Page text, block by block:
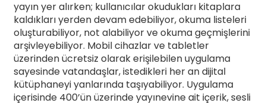
yayın yer alırken; kullanıcılar okudukları kitaplara
kaldıkları yerden devam edebiliyor, okuma listeleri
oluşturabiliyor, not alabiliyor ve okuma geçmişlerini
arşivleyebiliyor. Mobil cihazlar ve tabletler
üzerinden ücretsiz olarak erişilebilen uygulama
sayesinde vatandaşlar, istedikleri her an dijital
kütüphaneyi yanlarında taşıyabiliyor. Uygulama
içerisinde 400’ün üzerinde yayınevine ait içerik, sesli